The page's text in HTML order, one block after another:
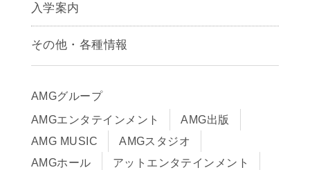
声優学科
入学案内
募集要項
早期出願制度・AOエントリー
入学までの流れ
学費サポート・各種制度
学費について
Q&A
その他・各種情報
アクセス
サイトポリシー
在校生・保護者の方へ
卒業生の皆様へ
AMGグループ
AMGエンタテインメント
AMG出版
AMG MUSIC
AMGスタジオ
AMGホール
アットエンタテインメント